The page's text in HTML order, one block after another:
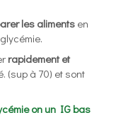
les alimentsen
rapidement et
(sup à 70) et sont
on un IG bas